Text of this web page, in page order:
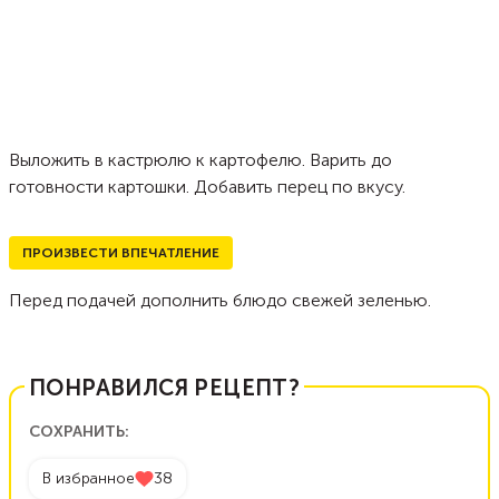
Выложить в кастрюлю к картофелю. Варить до
готовности картошки. Добавить перец по вкусу.
ПРОИЗВЕСТИ ВПЕЧАТЛЕНИЕ
Перед подачей дополнить блюдо свежей зеленью.
ПОНРАВИЛСЯ РЕЦЕПТ?
СОХРАНИТЬ:
В избранное 38